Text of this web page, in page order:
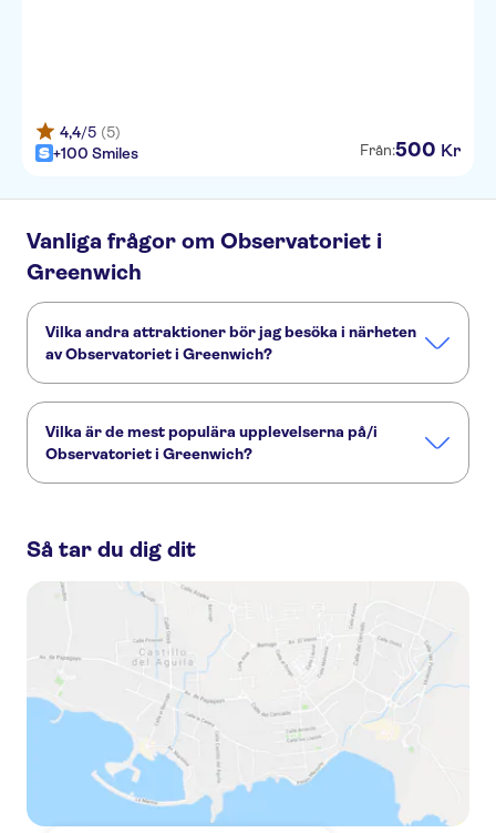
4,4/5 (5)
+100 Smiles
Från:500 Kr
Vanliga frågor om Observatoriet i
Greenwich
Vilka andra attraktioner bör jag besöka i närheten
av Observatoriet i Greenwich?
Harry Potter tours from London
London West End
Tower of London
Vilka är de mest populära upplevelserna på/i
Observatoriet i Greenwich?
London Pass® med tillgång till över 110 sevärdheter
Royal Observatory and Prime Meridian
Royal Museums Greenwich day pass
Så tar du dig dit